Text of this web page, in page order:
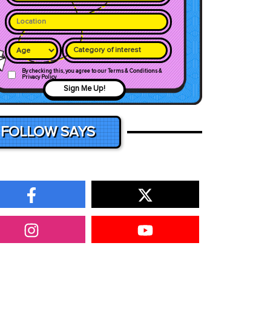
Category of interest
By checking this, you agree to our Terms & Conditions &
Privacy Policy
Sign Me Up!
FOLLOW SAYS